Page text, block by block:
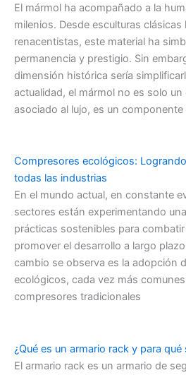
El mármol ha acompañado a la
milenios. Desde esculturas clásicas
renacentistas, este material ha
permanencia y prestigio. Sin
dimensión histórica sería
actualidad, el mármol no es solo
asociado al lujo, es un componente
Compresores ecológicos:
todas las industrias
En el mundo actual, en constante
sectores están experimentando
prácticas sostenibles para
promover el desarrollo a largo
cambio se observa es la adopción
ecológicos, cada vez más
compresores tradicionales
¿Qué es un armario rack y para qué
El armario rack es un armario de